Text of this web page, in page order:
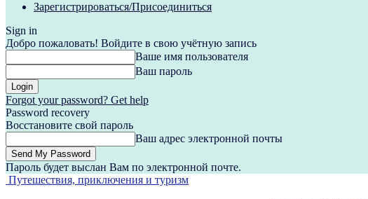
Зарегистрироваться/Присоединиться
Sign in
Добро пожаловать! Войдите в свою учётную запись
Ваше имя пользователя
Ваш пароль
Forgot your password? Get help
Password recovery
Восстановите свой пароль
Ваш адрес электронной почты
Пароль будет выслан Вам по электронной почте.
Путешествия, приключения и туризм